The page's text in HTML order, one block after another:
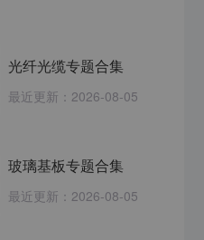
光纤光缆专题合集
最近更新： 2026-08-05
玻璃基板专题合集
最近更新： 2026-08-05